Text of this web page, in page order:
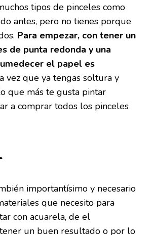
tipos de pinceles como
antes, pero no tienes porque
Para empezar, con tener un
de punta redonda y una
el papel es
vez que ya tengas soltura y
que más te gusta pintar
a comprar todos los pinceles
importantísimo y necesario
que necesito para
con acuarela, de el
un buen resultado o por lo